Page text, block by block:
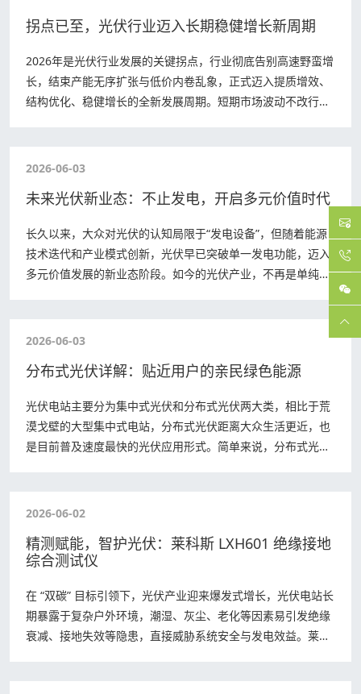
拐点已至，光伏行业迈入长期稳健增长新周期
2026年是光伏行业发展的关键拐点，行业彻底告别高速野蛮增
长，结束产能无序扩张与低价内卷乱象，正式迈入提质增效、
结构优化、稳健增长的全新发展周期。短期市场波动不改行业
2026-06-03
未来光伏新业态：不止发电，开启多元价值时代
长久以来，大众对光伏的认知局限于“发电设备”，但随着能源
技术迭代和产业模式创新，光伏早已突破单一发电功能，迈入
多元价值发展的新业态阶段。如今的光伏产业，不再是单纯的
2026-06-03
分布式光伏详解：贴近用户的亲民绿色能源
光伏电站主要分为集中式光伏和分布式光伏两大类，相比于荒
漠戈壁的大型集中式电站，分布式光伏距离大众生活更近，也
是目前普及速度最快的光伏应用形式。简单来说，分布式光伏
2026-06-02
精测赋能，智护光伏：莱科斯 LXH601 绝缘接地
综合测试仪
在 “双碳” 目标引领下，光伏产业迎来爆发式增长，光伏电站长
期暴露于复杂户外环境，潮湿、灰尘、老化等因素易引发绝缘
衰减、接地失效等隐患，直接威胁系统安全与发电效益。莱科